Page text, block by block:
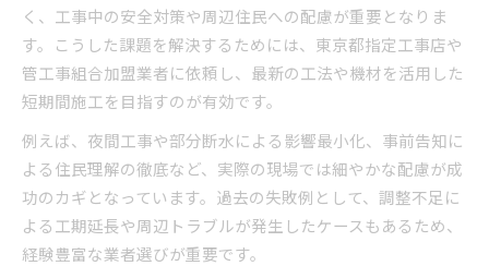
く、工事中の安全対策や周辺住民への配慮が重要となりま
す。こうした課題を解決するためには、東京都指定工事店や
管工事組合加盟業者に依頼し、最新の工法や機材を活用した
短期間施工を目指すのが有効です。
例えば、夜間工事や部分断水による影響最小化、事前告知に
よる住民理解の徹底など、実際の現場では細やかな配慮が成
功のカギとなっています。過去の失敗例として、調整不足に
よる工期延長や周辺トラブルが発生したケースもあるため、
経験豊富な業者選びが重要です。